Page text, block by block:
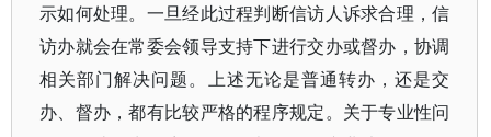
示如何处理。一旦经此过程判断信访人诉求合理，信
访办就会在常委会领导支持下进行交办或督办，协调
相关部门解决问题。上述无论是普通转办，还是交
办、督办，都有比较严格的程序规定。关于专业性问